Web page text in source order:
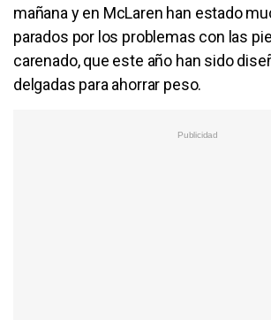
mañana y en McLaren han estado
parados por los problemas con las
carenado, que este año han sido
delgadas para ahorrar peso.